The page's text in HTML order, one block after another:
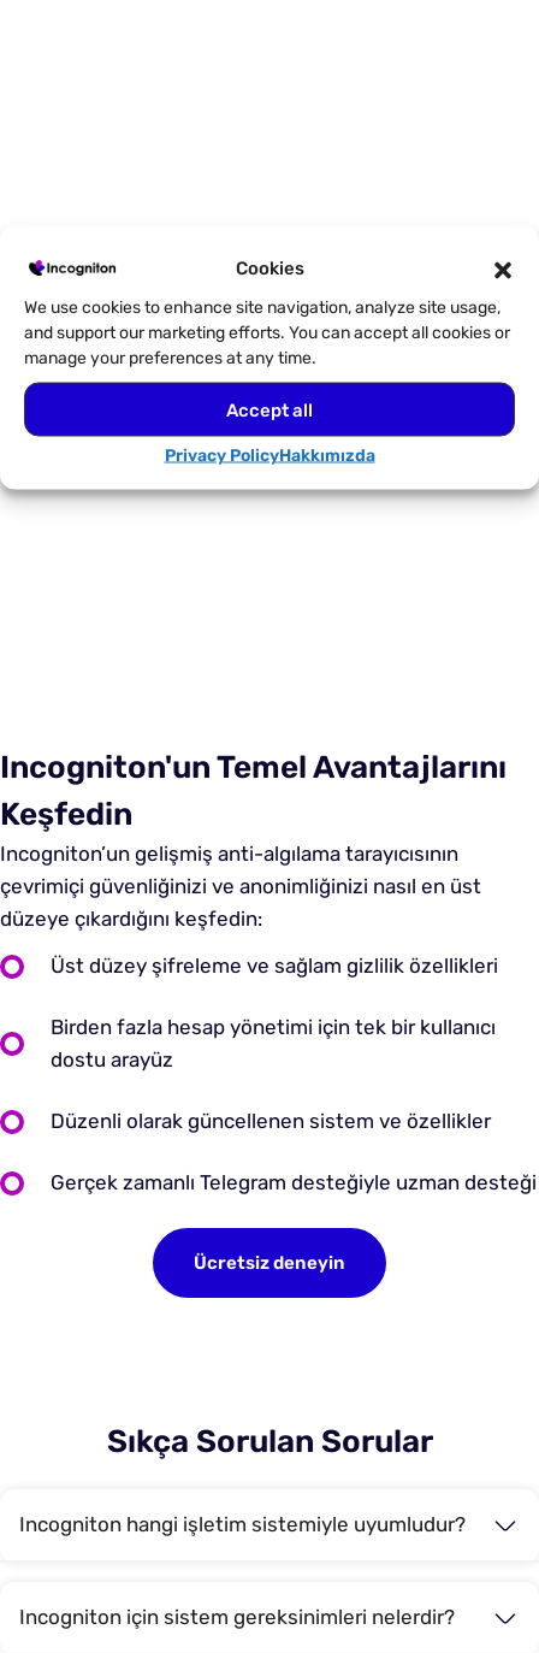
Cookies
We use cookies to enhance site navigation, analyze site usage,
and support our marketing efforts. You can accept all cookies or
manage your preferences at any time.
Accept all
Privacy PolicyHakkımızda
başlatın
Şimdi kaydolun ve 10’a kadar tarayıcı profilini
kaydedin. Kredi kartı gerekmiyor.
10 tarayıcı profilini ücretsiz deneyin
Incogniton'un Temel Avantajlarını
Keşfedin
Incogniton’un gelişmiş anti-algılama tarayıcısının
çevrimiçi güvenliğinizi ve anonimliğinizi nasıl en üst
düzeye çıkardığını keşfedin:
Üst düzey şifreleme ve sağlam gizlilik özellikleri
Birden fazla hesap yönetimi için tek bir kullanıcı
dostu arayüz
Düzenli olarak güncellenen sistem ve özellikler
Gerçek zamanlı Telegram desteğiyle uzman desteği
Ücretsiz deneyin
Sıkça Sorulan Sorular
Incogniton hangi işletim sistemiyle uyumludur?
Incogniton için sistem gereksinimleri nelerdir?